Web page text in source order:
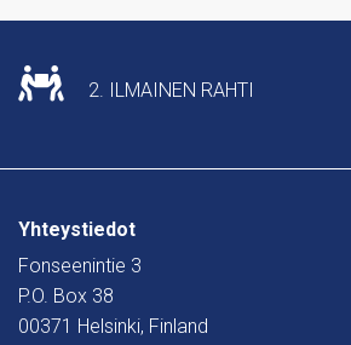
2. ILMAINEN RAHTI
Yhteystiedot
Fonseenintie 3
P.O. Box 38
00371 Helsinki, Finland